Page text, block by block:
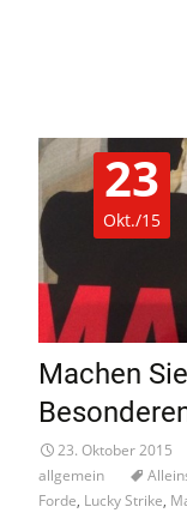
23
Okt./15
Machen
23. Oktober 2015
allgemein
Forde, Lucky Strike,